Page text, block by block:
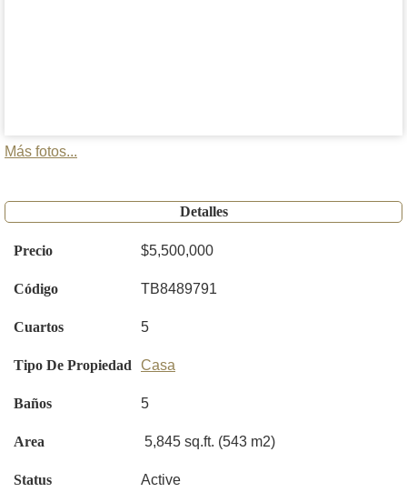
Más fotos...
Detalles
Precio $5,500,000
Código TB8489791
Cuartos 5
Tipo De Propiedad Casa
Baños 5
Area 5,845 sq.ft. (543 m2)
Status Active